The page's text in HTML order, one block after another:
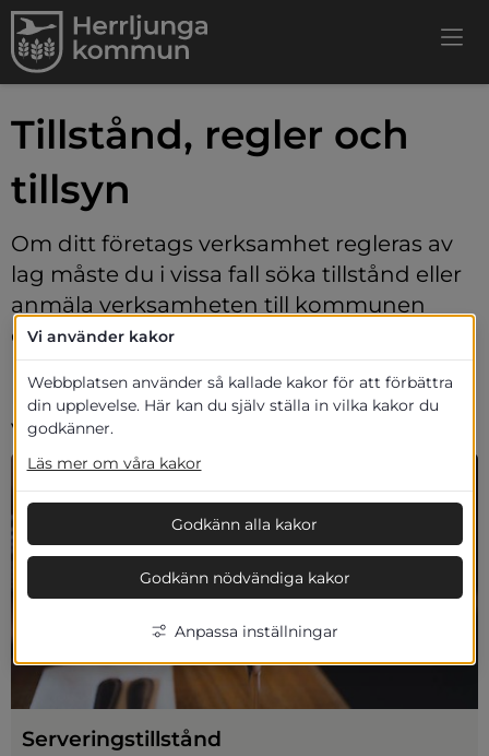
Tillstånd, regler och
tillsyn
Om ditt företags verksamhet regleras av
lag måste du i vissa fall söka tillstånd eller
anmäla verksamheten till kommunen
och/eller andra myndigheter. Ditt företag
kan också ha skyldighet att få olika
kontroller och besiktningar i din
verksamhet.
Serveringstillstånd
Vi använder kakor
Webbplatsen använder så kallade kakor för att förbättra
din upplevelse. Här kan du själv ställa in vilka kakor du
godkänner.
Läs mer om våra kakor
Godkänn alla kakor
Godkänn nödvändiga kakor
Anpassa inställningar